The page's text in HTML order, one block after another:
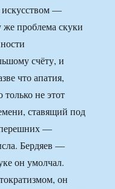
—
же проблема скуки
счёту, и
что апатия,
только не этот
ставящий под
—
Бердяев —
он умолчал.
он